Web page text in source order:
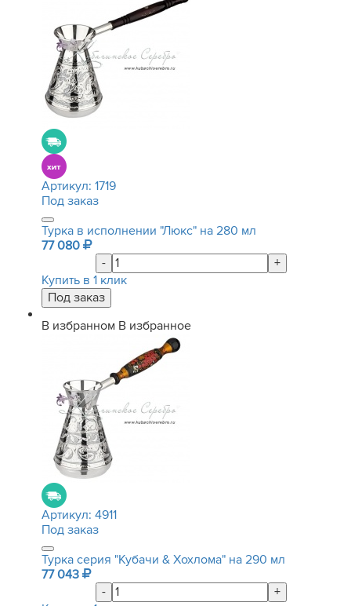
Артикул: 1719
Под заказ
Турка в исполнении "Люкс" на 280 мл
77 080
-
+
Купить в 1 клик
В избранном В избранное
Артикул: 4911
Под заказ
Турка серия "Кубачи & Хохлома" на 290 мл
77 043
-
+